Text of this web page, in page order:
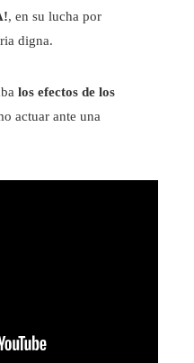
, en su lucha por
digna.
los efectos de los
actuar ante una